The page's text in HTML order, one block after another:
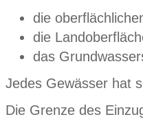
die
die
das
Jedes Gewässer hat
Die Grenze des